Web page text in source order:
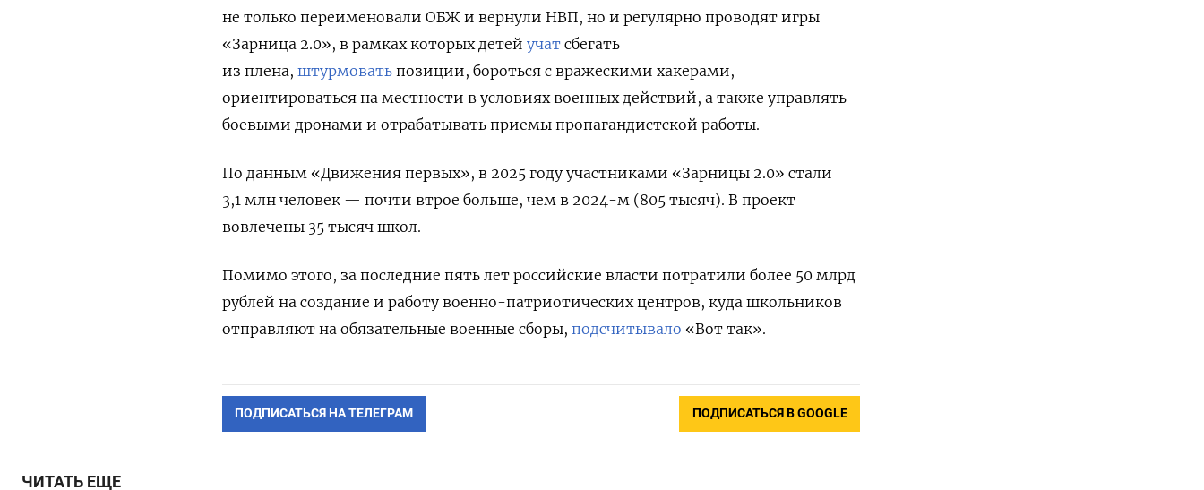
не только переименовали ОБЖ и вернули НВП, но и регулярно проводят игры
«Зарница 2.0», в рамках которых детей учат сбегать
из плена, штурмовать позиции, бороться с вражескими хакерами,
ориентироваться на местности в условиях военных действий, а также управлять
боевыми дронами и отрабатывать приемы пропагандистской работы.
По данным «Движения первых», в 2025 году участниками «Зарницы 2.0» стали
3,1 млн человек — почти втрое больше, чем в 2024-м (805 тысяч). В проект
вовлечены 35 тысяч школ.
Помимо этого, за последние пять лет российские власти потратили более 50 млрд
рублей на создание и работу военно-патриотических центров, куда школьников
отправляют на обязательные военные сборы, подсчитывало «Вот так».
ПОДПИСАТЬСЯ НА ТЕЛЕГРАМ ПОДПИСАТЬСЯ В GOOGLE
ЧИТАТЬ ЕЩЕ